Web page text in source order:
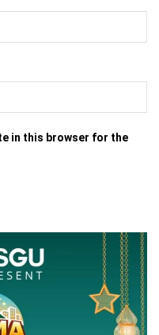
in this browser for the